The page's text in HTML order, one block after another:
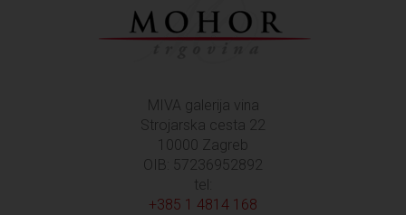
MIVA galerija vina
Strojarska cesta 22
10000 Zagreb
OIB: 57236952892
tel:
+385 1 4814 168